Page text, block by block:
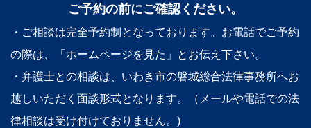
ご予約の前にご確認ください。
・ご相談は完全予約制となっております。お電話でご予約
の際は、「ホームページを見た」とお伝え下さい。
・弁護士との相談は、いわき市の磐城総合法律事務所へお
越しいただく面談形式となります。（メールや電話での法
律相談は受け付けておりません。)